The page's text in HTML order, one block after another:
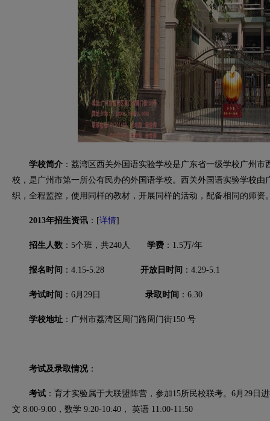
学校简介 ：荔湾区西关外国语实验学校是广东省一级学校广州
校，是广州市第一所公有民办的外国语学校。西关外国语实验学校
织，全程监控，使用同样的教材，开展同样的活动，配备相同的师资
2013年招生资讯 ：[详情]
招生人数 ：5个班，共240人 学费 ：1.5万/年
报名时间 ：4.15-5.28 开放日时间 ：4.29-5.1
考试时间 ：6月29日 录取时间 ：6.30
学校地址 ：广州市荔湾区周门路周门街150 号
考试及录取情况：
考试 ：育才实验属于大联盟阵营，参加15所民校联考。6月29日
文 8:00-9:00，数学 9:20-10:40， 英语 11:00-11:50